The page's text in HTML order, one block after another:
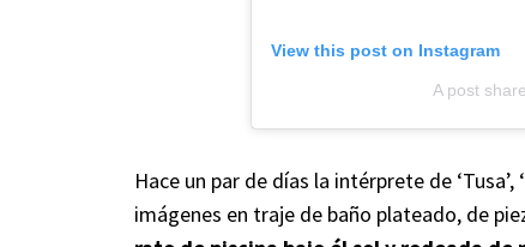
View this post on Instagram
A post
Hace un par de días la intérprete de
imágenes en traje de baño plateado, de